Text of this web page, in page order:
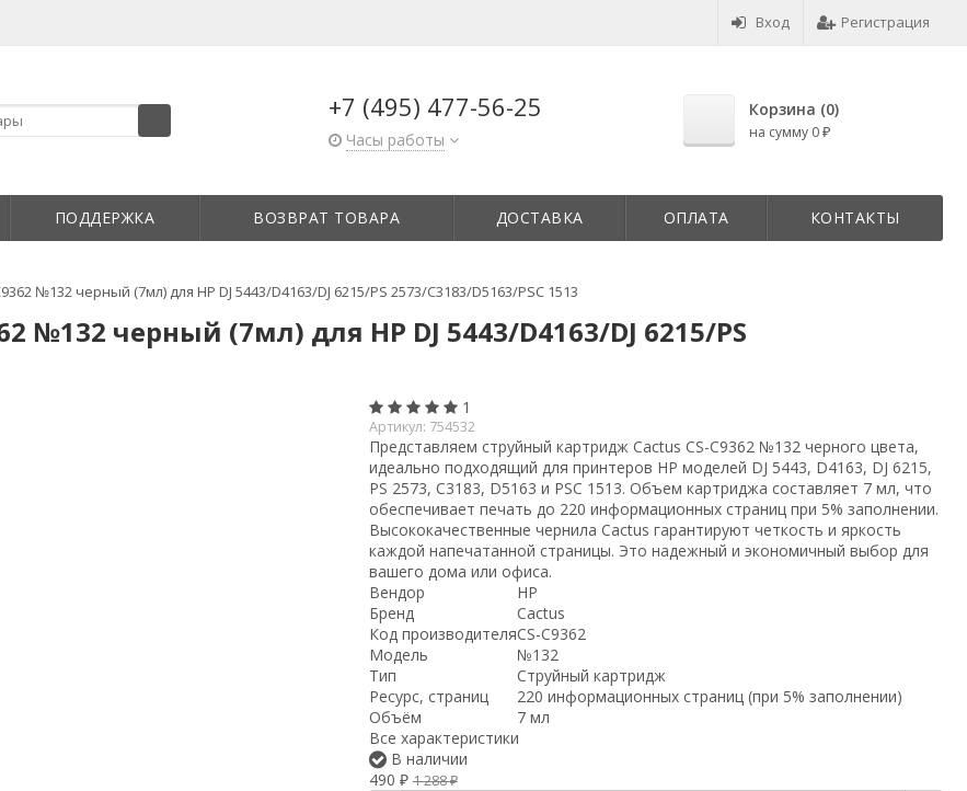
Вход Регистрация
+7 (495) 477-56-25
Часы работы
Корзина (0)
на сумму 0 ₽
ПОДДЕРЖКА ВОЗВРАТ ТОВАРА ДОСТАВКА ОПЛАТА КОНТАКТЫ
№132 черный (7мл) для HP DJ 5443/D4163/DJ 6215/PS 2573/C3183/D5163/PSC 1513
№132 черный (7мл) для HP DJ 5443/D4163/DJ 6215/PS
1
Артикул: 754532
Представляем струйный картридж Cactus CS-C9362 №132 черного цвета,
идеально подходящий для принтеров HP моделей DJ 5443, D4163, DJ 6215,
PS 2573, C3183, D5163 и PSC 1513. Объем картриджа составляет 7 мл, что
обеспечивает печать до 220 информационных страниц при 5% заполнении.
Высококачественные чернила Cactus гарантируют четкость и яркость
каждой напечатанной страницы. Это надежный и экономичный выбор для
вашего дома или офиса.
Вендор
HP
Бренд
Cactus
Код производителяCS-C9362
Модель
№132
Тип
Струйный картридж
Ресурс, страниц
220 информационных страниц (при 5% заполнении)
Объём
7 мл
Все характеристики
В наличии
490 ₽ 1 288₽